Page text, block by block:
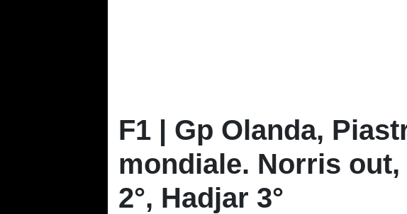
F1 | Gp Olanda,
mondiale. Norris out,
2°, Hadjar 3°